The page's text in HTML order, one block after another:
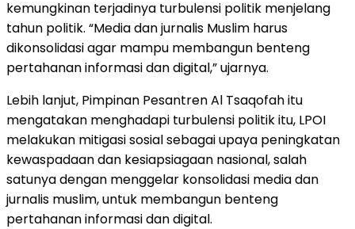
kemungkinan terjadinya turbulensi politik menjelang
tahun politik. “Media dan jurnalis Muslim harus
dikonsolidasi agar mampu membangun benteng
pertahanan informasi dan digital,” ujarnya.
Lebih lanjut, Pimpinan Pesantren Al Tsaqofah itu
mengatakan menghadapi turbulensi politik itu, LPOI
melakukan mitigasi sosial sebagai upaya peningkatan
kewaspadaan dan kesiapsiagaan nasional, salah
satunya dengan menggelar konsolidasi media dan
jurnalis muslim, untuk membangun benteng
pertahanan informasi dan digital.